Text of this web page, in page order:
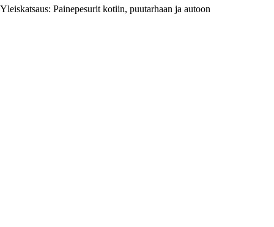
Yleiskatsaus: Painepesurit kotiin, puutarhaan ja autoon